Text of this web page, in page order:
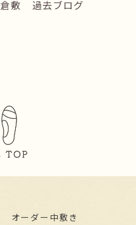
倉敷 過去ブログ
オーダー中敷き